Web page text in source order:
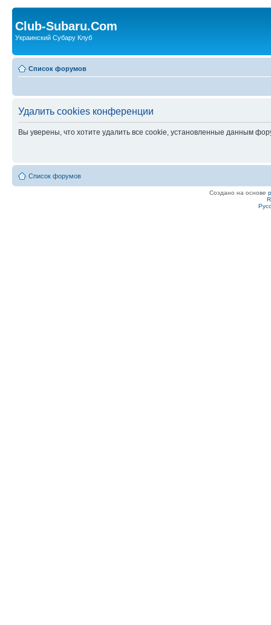
Club-Subaru.Com
Украинский Субару Клуб
Список форумов
Удалить cookies конференции
Вы уверены, что хотите удалить все cookie, установленные данным
Список форумов
Создано на основе